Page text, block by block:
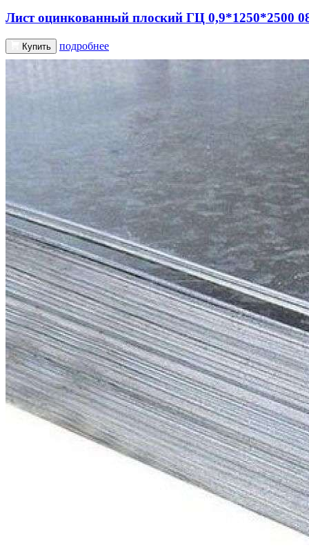
Лист оцинкованный плоский ГЦ 0,9*1250*2500
Купить подробнее